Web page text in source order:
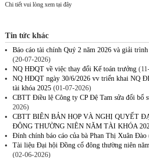
Chi tiết vui lòng xem tại đây
Tin tức khác
Báo cáo tài chính Quý 2 năm 2026 và giải
(20-07-2026)
NQ HĐQT về việc thay đổi Kế toán trưởng
NQ HĐQT ngày 30/6/2026 vv triển khai NQ
tài khóa 2025 (01-07-2026)
CBTT Điều lệ Công ty CP Đệ Tam sửa đổi bổ
2026)
CBTT BIÊN BẢN HỌP VÀ NGHỊ QUYẾT
ĐÔNG THƯỜNG NIÊN NĂM TÀI KHÓA
Đính chính báo cáo của bà Phan Thị Xuân Đào
Tài liệu Đại hội Đồng cổ đông thường niên
(02-06-2026)